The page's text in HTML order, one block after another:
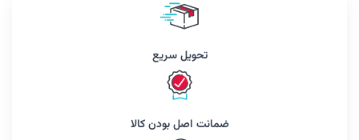
تحویل سریع
ضمانت اصل بودن کالا